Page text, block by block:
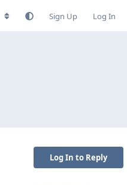
Sign Up Log In
Log In to Reply